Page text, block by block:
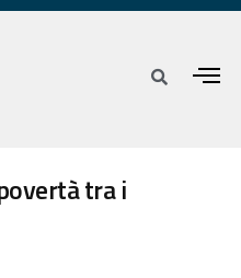
tra i